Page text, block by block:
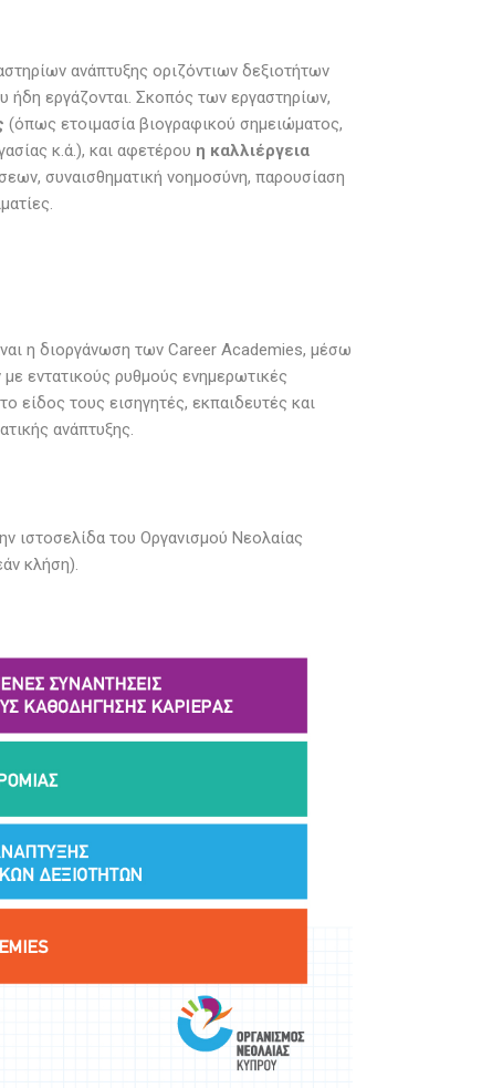
ανάπτυξης οριζόντιων δεξιοτήτων
ήδη εργάζονται. Σκοπός των εργαστηρίων,
(όπως ετοιμασία βιογραφικού σημειώματος,
κ.ά.), και αφετέρου η καλλιέργεια
συναισθηματική νοημοσύνη, παρουσίαση
η διοργάνωση των Career Academies, μέσω
εντατικούς ρυθμούς ενημερωτικές
είδος τους εισηγητές, εκπαιδευτές και
ανάπτυξης.
ιστοσελίδα του Οργανισμού Νεολαίας
κλήση).